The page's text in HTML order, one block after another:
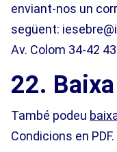
enviant-nos un
següent:
Av. Colom 34-42
22. Baixa
També podeu
Condicions en PDF.